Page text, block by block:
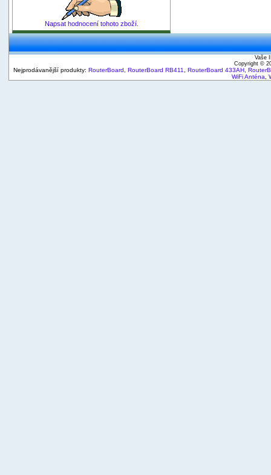
Napsat hodnocení tohoto zboží.
Vaše
Copyright ©
Nejprodávanější produkty: RouterBoard RouterBoard RB411 RouterBoard 433AH
WiFi Anténa